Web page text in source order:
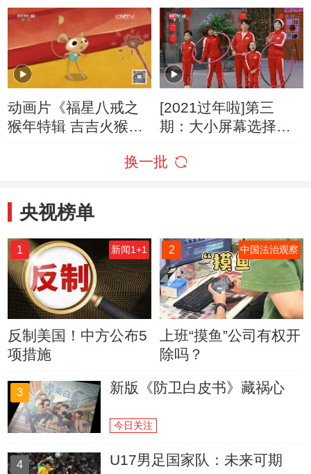
（第四季） 第341集
动画片大结局/大头自
己睡
大头孙悟空/河里的不
速之客
动画片《福星八戒之
猴年特辑 吉吉火猴
[2021过年啦]第三
期：大小屏幕选择多
换一批
央视榜单
1 新闻1+1
反制美国！中方公布5
项措施
2 中国法治观察
上班“摸鱼”公司有权开
除吗？
3 新版《防卫白皮书》藏祸心
今日关注
4 U17男足国家队：未来可期